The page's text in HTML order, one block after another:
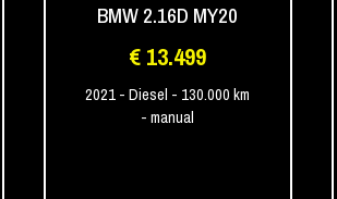
BMW 2.16D MY20
€ 13.499
2021 - Diesel - 130.000 km
- manual